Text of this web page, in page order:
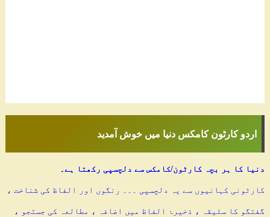
اردو کارٹون کامکس دنیا میں خوش آمدید
دنیا کا ہر بچہ کارٹون/کامکس سے دلچسپی رکھتا ہے۔
کارٹونی کہانیوں سے یہ دلچسپی ۔۔۔ رنگوں اور الفاظ کی شناخت ،
گفتگو کا سلیقہ ، ذخیرۂ الفاظ میں اضافہ ، مطالعہ کی جستجو ،